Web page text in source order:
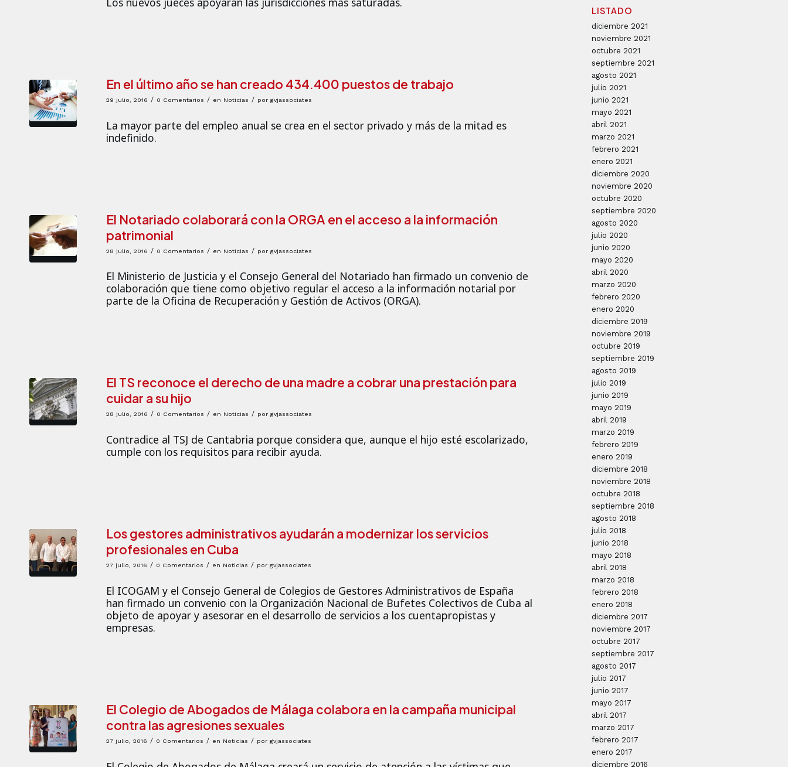
En el último año se han creado 434.400 puestos de trabajo
29 julio, 2016 / 0 Comentarios / en Noticias / por gvjassociates
La mayor parte del empleo anual se crea en el sector privado y más de la mitad es
indefinido.
El Notariado colaborará con la ORGA en el acceso a la información
patrimonial
28 julio, 2016 / 0 Comentarios / en Noticias / por gvjassociates
El Ministerio de Justicia y el Consejo General del Notariado han firmado un convenio de
colaboración que tiene como objetivo regular el acceso a la información notarial por
parte de la Oficina de Recuperación y Gestión de Activos (ORGA).
El TS reconoce el derecho de una madre a cobrar una prestación para
cuidar a su hijo
28 julio, 2016 / 0 Comentarios / en Noticias / por gvjassociates
Contradice al TSJ de Cantabria porque considera que, aunque el hijo esté escolarizado,
cumple con los requisitos para recibir ayuda.
Los gestores administrativos ayudarán a modernizar los servicios
profesionales en Cuba
27 julio, 2016 / 0 Comentarios / en Noticias / por gvjassociates
El ICOGAM y el Consejo General de Colegios de Gestores Administrativos de España
han firmado un convenio con la Organización Nacional de Bufetes Colectivos de Cuba al
objeto de apoyar y asesorar en el desarrollo de servicios a los cuentapropistas y
empresas.
El Colegio de Abogados de Málaga colabora en la campaña municipal
contra las agresiones sexuales
27 julio, 2016 / 0 Comentarios / en Noticias / por gvjassociates
LISTADO
diciembre 2021
noviembre 2021
octubre 2021
septiembre 2021
agosto 2021
julio 2021
junio 2021
mayo 2021
abril 2021
marzo 2021
febrero 2021
enero 2021
diciembre 2020
noviembre 2020
octubre 2020
septiembre 2020
agosto 2020
julio 2020
junio 2020
mayo 2020
abril 2020
marzo 2020
febrero 2020
enero 2020
diciembre 2019
noviembre 2019
octubre 2019
septiembre 2019
agosto 2019
julio 2019
junio 2019
mayo 2019
abril 2019
marzo 2019
febrero 2019
enero 2019
diciembre 2018
noviembre 2018
octubre 2018
septiembre 2018
agosto 2018
julio 2018
junio 2018
mayo 2018
abril 2018
marzo 2018
febrero 2018
enero 2018
diciembre 2017
noviembre 2017
octubre 2017
septiembre 2017
agosto 2017
julio 2017
junio 2017
mayo 2017
abril 2017
marzo 2017
febrero 2017
enero 2017
diciembre 2016